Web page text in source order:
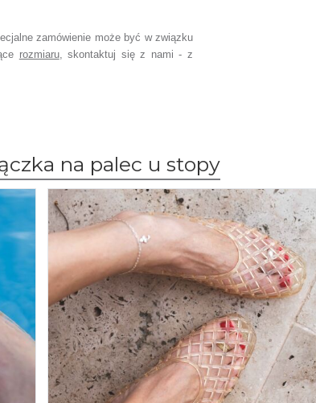
zamówienie może być w związku
rozmiaru, skontaktuj się z nami - z
na palec u stopy